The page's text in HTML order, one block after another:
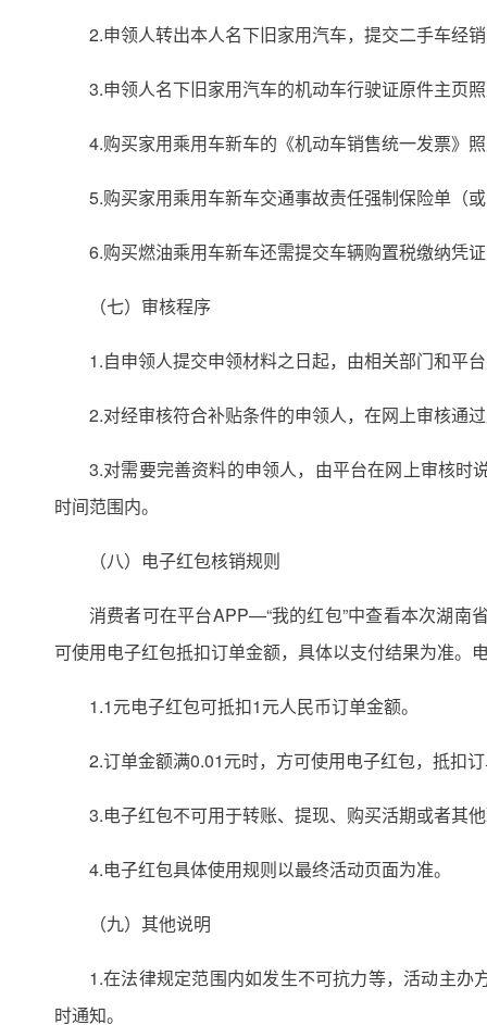
2.申领人转出本人名下旧家用汽车，提交二手车经
3.申领人名下旧家用汽车的机动车行驶证原件主页
4.购买家用乘用车新车的《机动车销售统一发票》
5.购买家用乘用车新车交通事故责任强制保险单（
6.购买燃油乘用车新车还需提交车辆购置税缴纳凭
（七）审核程序
1.自申领人提交申领材料之日起，由相关部门和平
2.对经审核符合补贴条件的申领人，在网上审核通
3.对需要完善资料的申领人，由平台在网上审核
时间范围内。
（八）电子红包核销规则
消费者可在平台APP—“我的红包”中查看本次湖南
可使用电子红包抵扣订单金额，具体以支付结果为准。
1.1元电子红包可抵扣1元人民币订单金额。
2.订单金额满0.01元时，方可使用电子红包，抵扣
3.电子红包不可用于转账、提现、购买活期或者其
4.电子红包具体使用规则以最终活动页面为准。
（九）其他说明
1.在法律规定范围内如发生不可抗力等，活动主
时通知。